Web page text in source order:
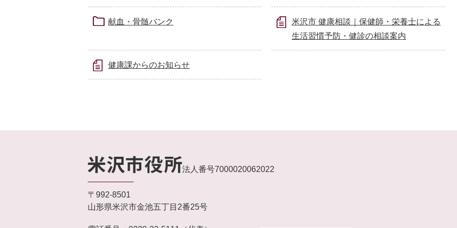
献血・骨髄バンク
米沢市 健康相談｜保健師・栄養士による
生活習慣予防・健診の相談案内
健康課からのお知らせ
法人番号7000020062022
〒992-8501
山形県米沢市金池五丁目2番25号